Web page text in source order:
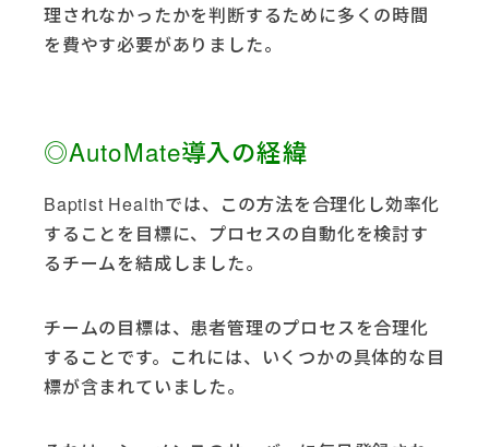
理されなかったかを判断するために多くの時間
を費やす必要がありました。
◎AutoMate導入の経緯
Baptist Healthでは、この方法を合理化し効率化
することを目標に、プロセスの自動化を検討す
るチームを結成しました。
チームの目標は、患者管理のプロセスを合理化
することです。これには、いくつかの具体的な目
標が含まれていました。